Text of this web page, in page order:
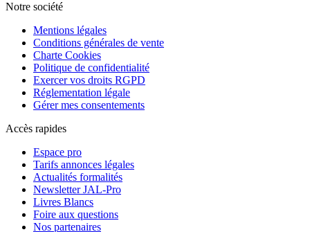
Notre société
Mentions légales
Conditions générales de vente
Charte Cookies
Politique de confidentialité
Exercer vos droits RGPD
Réglementation légale
Gérer mes consentements
Accès rapides
Espace pro
Tarifs annonces légales
Actualités formalités
Newsletter JAL-Pro
Livres Blancs
Foire aux questions
Nos partenaires